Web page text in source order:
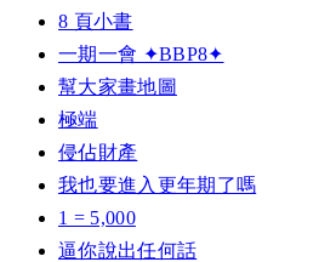
8 頁小書
一期一會 ✦BBP8✦
幫大家畫地圖
極端
侵佔財產
我也要進入更年期了嗎
1 = 5,000
逼你說出任何話